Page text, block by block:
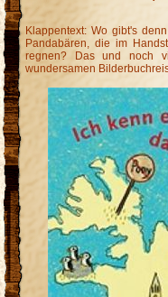
Klappentext: Wo gibt's
Pandabären, die im
regnen? Das und noch
wundersamen